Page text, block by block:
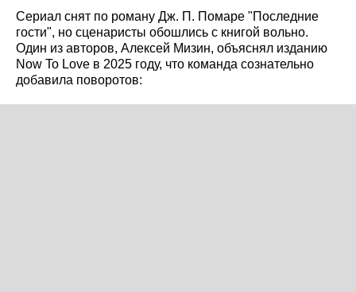
Сериал снят по роману Дж. П. Помаре "Последние
гости", но сценаристы обошлись с книгой вольно.
Один из авторов, Алексей Мизин, объяснял изданию
Now To Love в 2025 году, что команда сознательно
добавила поворотов: